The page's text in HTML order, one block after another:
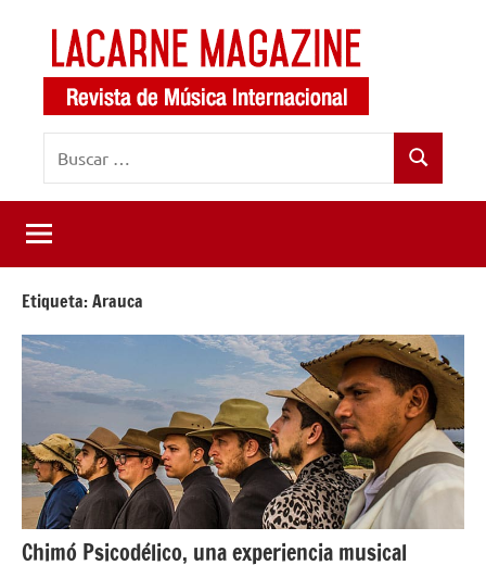
contenido
LaCarne
Magazine
de
música
internacional
Buscar
Etiqueta:Arauca
Chimó Psicodélico, una experiencia musical